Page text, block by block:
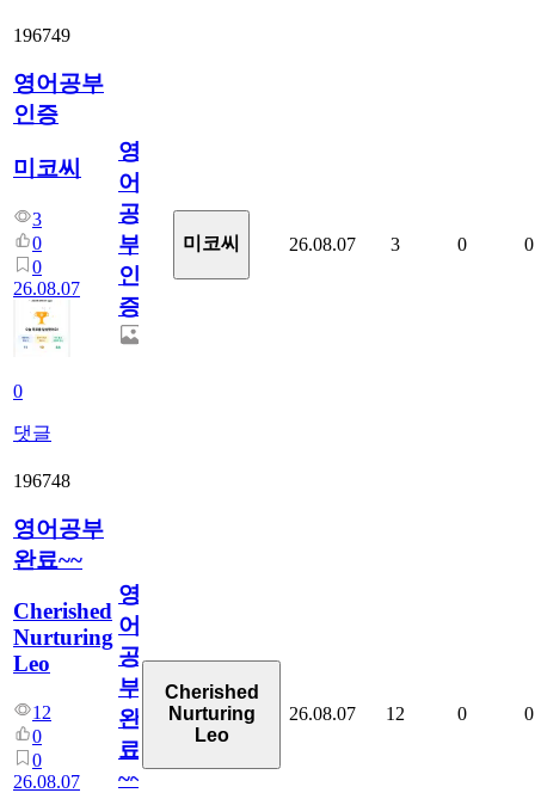
196749
영어공부
인증
미코씨
3
0
0
26.08.07
0
댓글
영
어
공
부
인
증
미코씨 26.08.07 3 0 0
196748
영어공부
완료~~
Cherished
Nurturing
Leo
12
0
0
26.08.07
영
어
공
부
완
료
~~
Cherished
Nurturing
Leo
26.08.07 12 0 0